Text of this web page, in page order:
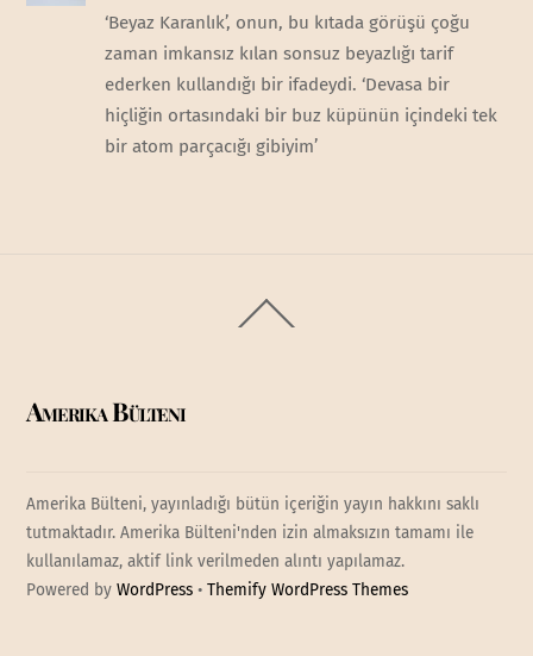
‘Beyaz Karanlık’, onun, bu kıtada görüşü çoğu
zaman imkansız kılan sonsuz beyazlığı tarif
ederken kullandığı bir ifadeydi. ‘Devasa bir
hiçliğin ortasındaki bir buz küpünün içindeki tek
bir atom parçacığı gibiyim’
To
Amerika Bülteni
Amerika Bülteni, yayınladığı bütün içeriğin yayın hakkını saklı
tutmaktadır. Amerika Bülteni'nden izin almaksızın tamamı ile
kullanılamaz, aktif link verilmeden alıntı yapılamaz.
Powered byWordPress •Themify WordPress Themes